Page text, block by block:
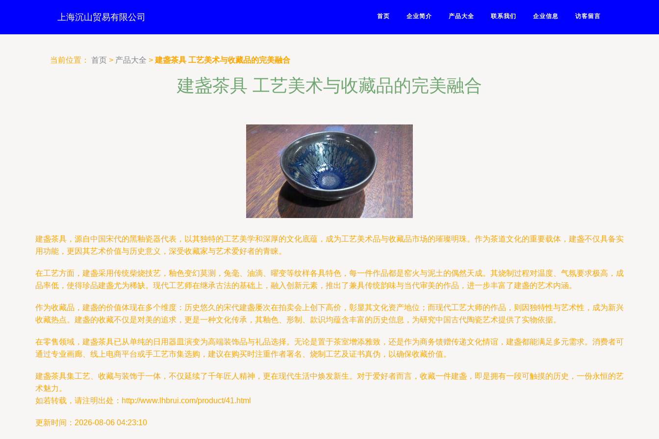
上海沉山贸易有限公司 首页 企业简介 产品大全 联系我们 企业信息 访客留言
当前位置： 首页 > 产品大全 > 建盏茶具 工艺美术与收藏品的完美融合
建盏茶具 工艺美术与收藏品的完美融合
建盏茶具，源自中国宋代的黑釉瓷器代表，以其独特的工艺美学和深厚的文化底蕴，成为工艺美术品与收藏品市场的璀璨明珠。作为茶道文化的重要载体，建盏不仅具备实
用功能，更因其艺术价值与历史意义，深受收藏家与艺术爱好者的青睐。
在工艺方面，建盏采用传统柴烧技艺，釉色变幻莫测，兔毫、油滴、曜变等纹样各具特色，每一件作品都是窑火与泥土的偶然天成。其烧制过程对温度、气氛要求极高，成
品率低，使得珍品建盏尤为稀缺。现代工艺师在继承古法的基础上，融入创新元素，推出了兼具传统韵味与当代审美的作品，进一步丰富了建盏的艺术内涵。
作为收藏品，建盏的价值体现在多个维度：历史悠久的宋代建盏屡次在拍卖会上创下高价，彰显其文化资产地位；而现代工艺大师的作品，则因独特性与艺术性，成为新兴
收藏热点。建盏的收藏不仅是对美的追求，更是一种文化传承，其釉色、形制、款识均蕴含丰富的历史信息，为研究中国古代陶瓷艺术提供了实物依据。
在零售领域，建盏茶具已从单纯的日用器皿演变为高端装饰品与礼品选择。无论是置于茶室增添雅致，还是作为商务馈赠传递文化情谊，建盏都能满足多元需求。消费者可
通过专业画廊、线上电商平台或手工艺市集选购，建议在购买时注重作者署名、烧制工艺及证书真伪，以确保收藏价值。
建盏茶具集工艺、收藏与装饰于一体，不仅延续了千年匠人精神，更在现代生活中焕发新生。对于爱好者而言，收藏一件建盏，即是拥有一段可触摸的历史，一份永恒的艺
术魅力。
如若转载，请注明出处：http://www.lhbrui.com/product/41.html
更新时间：2026-08-06 04:23:10